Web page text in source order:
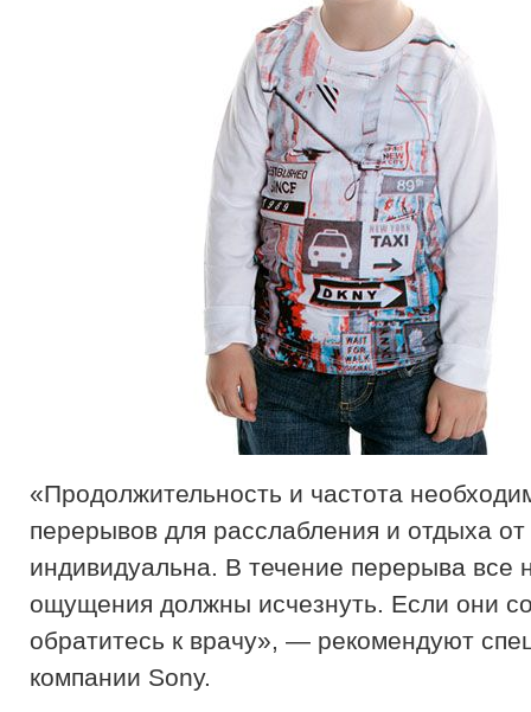
«Продолжительность и частота
перерывов для расслабления и отдыха от
индивидуальна. В течение перерыва все
ощущения должны исчезнуть. Если они
обратитесь к врачу», — рекомендуют
компании Sony.